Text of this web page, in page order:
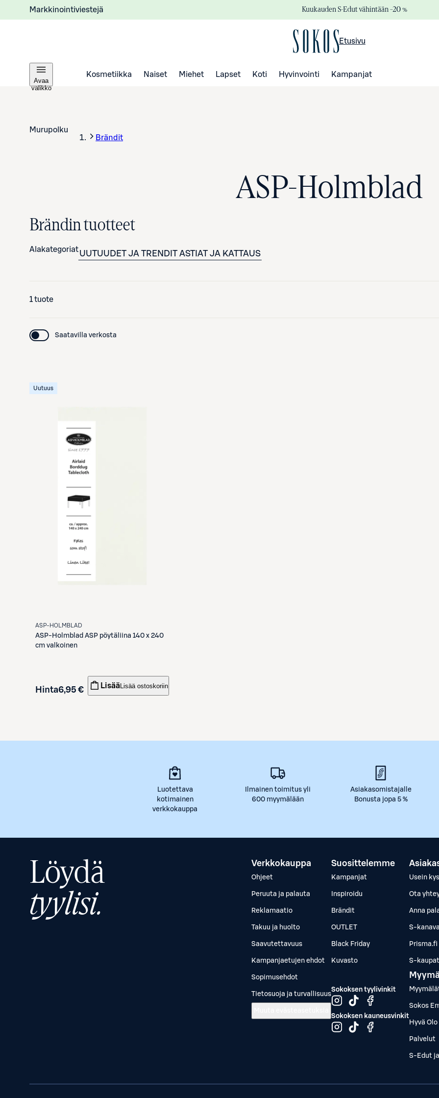
Markkinointiviestejä Kuukauden S-Edut vähintään –20 %
Etusivu
Avaa
valikko
Kosmetiikka Naiset Miehet Lapset Koti Hyvinvointi Kampanjat
Murupolku
Brändit
ASP-Holmblad
Brändin tuotteet
AlakategoriatUUTUUDET JA TRENDIT ASTIAT JA KATTAUS
1 tuote
Saatavilla verkosta
Uutuus
ASP-HOLMBLAD
ASP-Holmblad ASP pöytäliina 140 x 240
cm valkoinen
Hinta6,95 € LisääLisää ostoskoriin
Luotettava
kotimainen
verkkokauppa
Ilmainen toimitus yli
600 myymälään
Asiakasomistajalle
Bonusta jopa 5 %
Löydä
tyylisi.
Verkkokauppa
Ohjeet
Peruuta ja palauta
Reklamaatio
Takuu ja huolto
Saavutettavuus
Kampanjaetujen ehdot
Sopimusehdot
Tietosuoja ja turvallisuus
Suosittelemme
Kampanjat
Inspiroidu
Brändit
OUTLET
Black Friday
Kuvasto
Sokoksen tyylivinkit
Sokoksen kauneusvinkit
Usein
Ota
Anna
S-
Prisma.fi
S-
Sokos
Hyvä
Palvelut
S-Edut